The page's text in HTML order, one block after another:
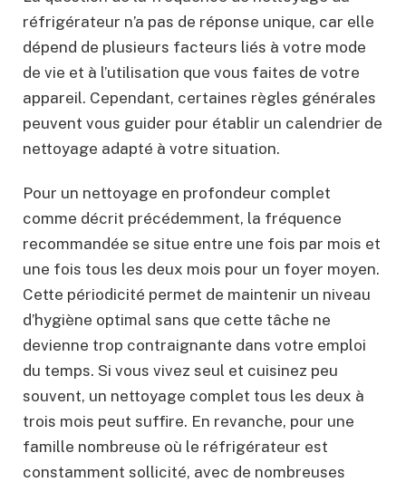
réfrigérateur n’a pas de réponse unique, car elle
dépend de plusieurs facteurs liés à votre mode
de vie et à l’utilisation que vous faites de votre
appareil. Cependant, certaines règles générales
peuvent vous guider pour établir un calendrier de
nettoyage adapté à votre situation.
Pour un nettoyage en profondeur complet
comme décrit précédemment, la fréquence
recommandée se situe entre une fois par mois et
une fois tous les deux mois pour un foyer moyen.
Cette périodicité permet de maintenir un niveau
d’hygiène optimal sans que cette tâche ne
devienne trop contraignante dans votre emploi
du temps. Si vous vivez seul et cuisinez peu
souvent, un nettoyage complet tous les deux à
trois mois peut suffire. En revanche, pour une
famille nombreuse où le réfrigérateur est
constamment sollicité, avec de nombreuses